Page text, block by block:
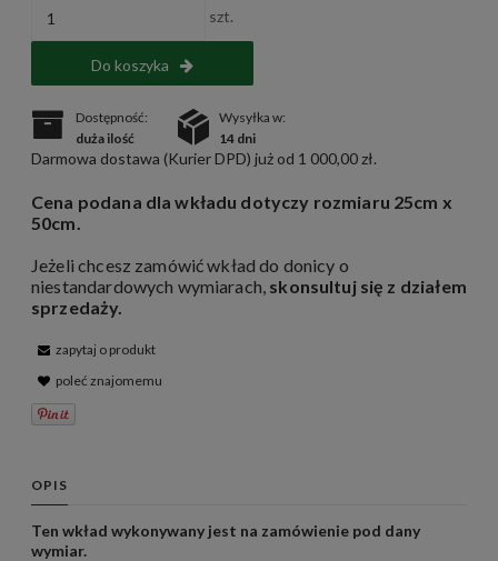
szt.
Do koszyka
Dostępność:
duża ilość
Wysyłka w:
14 dni
Darmowa dostawa (Kurier DPD) już od 1 000,00 zł.
Cena podana dla wkładu dotyczy rozmiaru 25cm x
50cm.
Jeżeli chcesz zamówić wkład do donicy o
niestandardowych wymiarach, skonsultuj się z działem
sprzedaży.
zapytaj o produkt
poleć znajomemu
OPIS
Ten wkład wykonywany jest na zamówienie pod dany
wymiar.